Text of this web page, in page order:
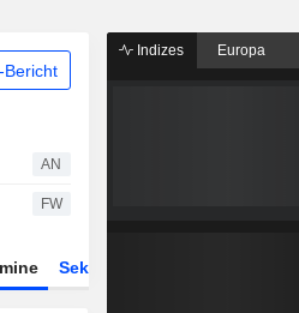
Bericht
AN
FW
Sektor
Indizes Europa